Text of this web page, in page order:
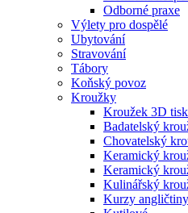
Odborné praxe
Výlety pro dospělé
Ubytování
Stravování
Tábory
Koňský povoz
Kroužky
Kroužek 3D
Badatelský
Chovatelský
Keramický
Keramický
Kulinářský
Kurzy angličtiny